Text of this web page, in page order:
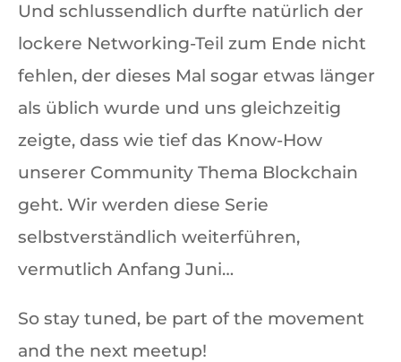
Und schlussendlich durfte natürlich der
lockere Networking-Teil zum Ende nicht
fehlen, der dieses Mal sogar etwas länger
als üblich wurde und uns gleichzeitig
zeigte, dass wie tief das Know-How
unserer Community Thema Blockchain
geht. Wir werden diese Serie
selbstverständlich weiterführen,
vermutlich Anfang Juni…
So stay tuned, be part of the movement
and the next meetup!